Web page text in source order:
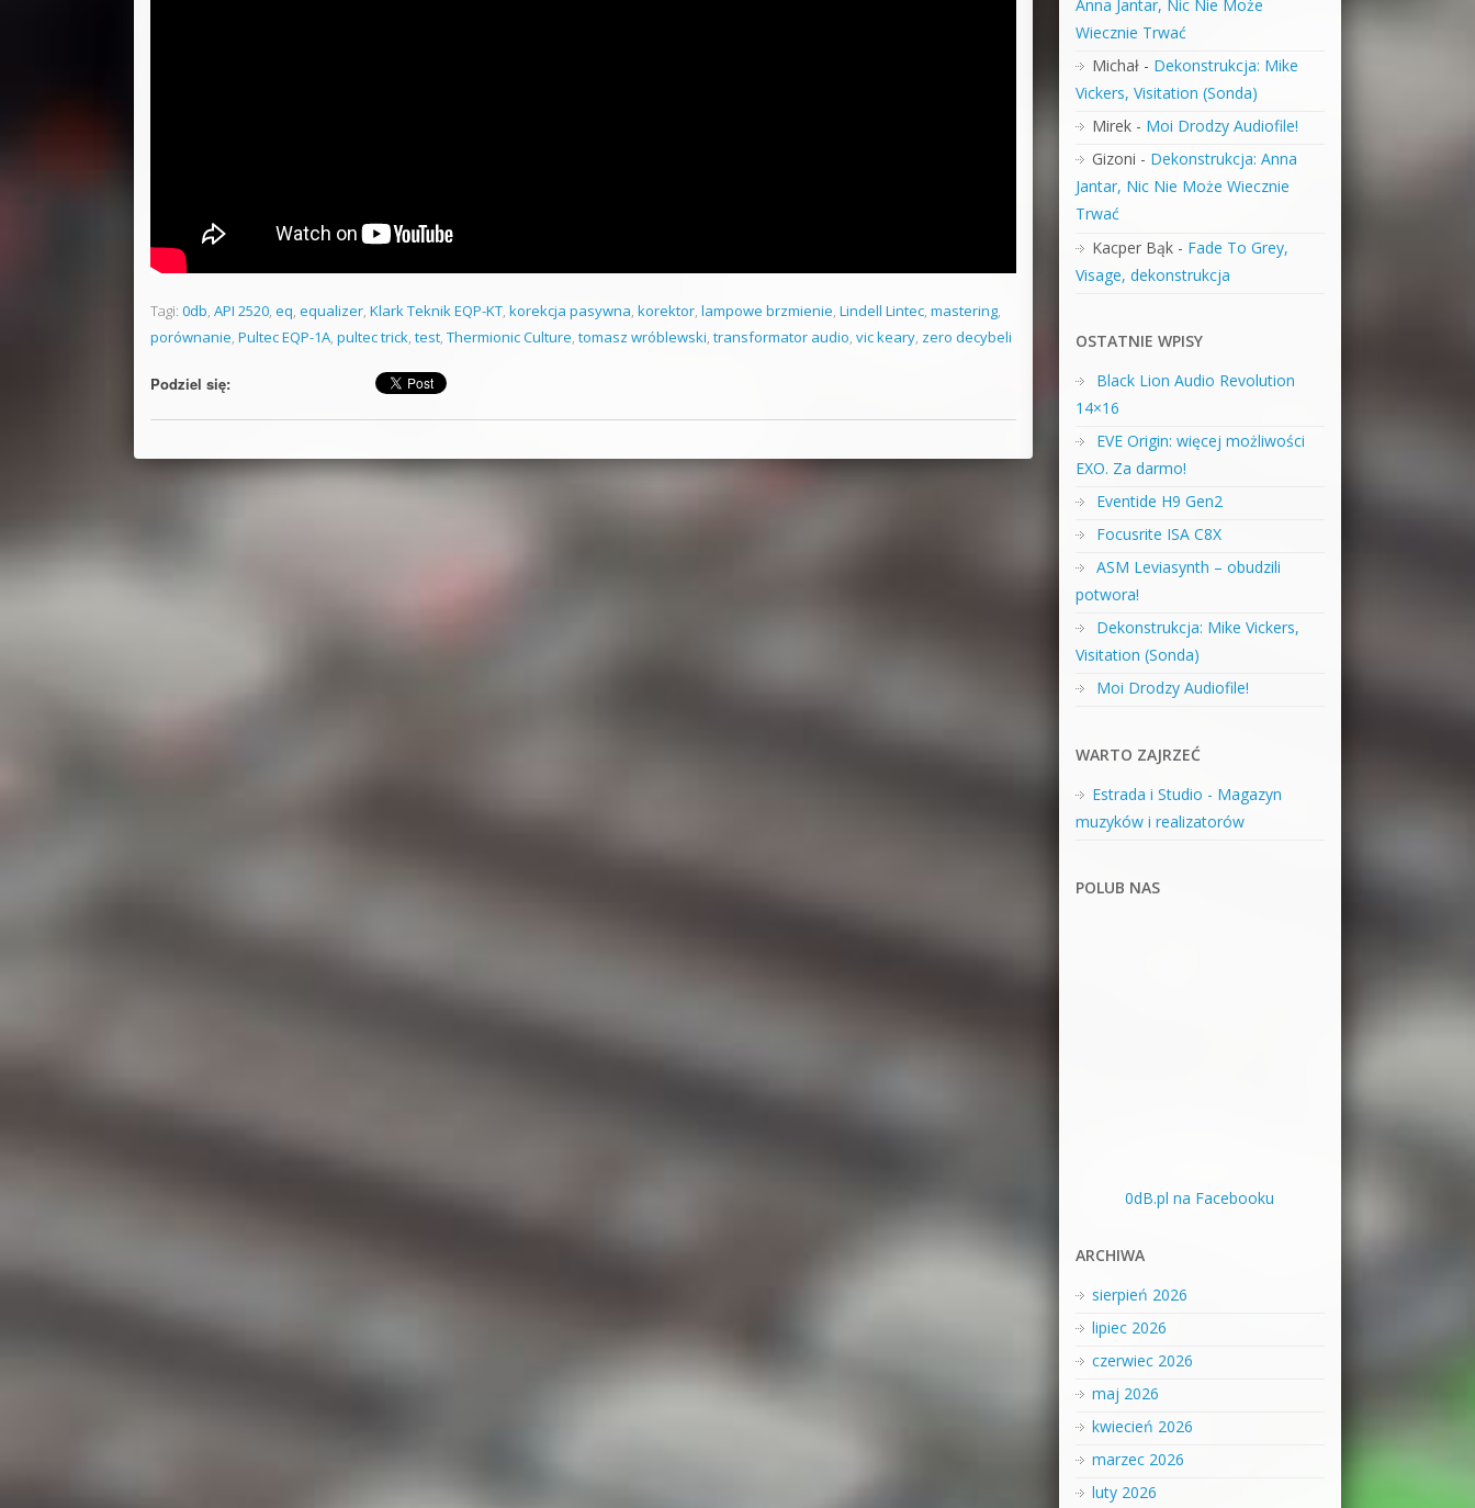
Tagi: 0db, API 2520, eq, equalizer, Klark Teknik EQP-KT, korekcja pasywna, korektor, lampowe brzmienie, Lindell Lintec, mastering,
porównanie, Pultec EQP-1A, pultec trick, test, Thermionic Culture, tomasz wróblewski, transformator audio, vic keary, zero decybeli
Podziel się:
Anna Jantar, Nic Nie Może
Wiecznie Trwać
Michał- Dekonstrukcja: Mike
Vickers, Visitation (Sonda)
Mirek- Moi Drodzy Audiofile!
Gizoni - Dekonstrukcja: Anna
Jantar, Nic Nie Może Wiecznie
Trwać
Kacper Bąk- Fade To Grey,
Visage, dekonstrukcja
OSTATNIE WPISY
Black Lion Audio Revolution
14×16
EVE Origin: więcej możliwości
EXO. Za darmo!
Eventide H9 Gen2
Focusrite ISA C8X
ASM Leviasynth – obudzili
potwora!
Dekonstrukcja: Mike Vickers,
Visitation (Sonda)
Moi Drodzy Audiofile!
WARTO ZAJRZEĆ
Estrada i Studio - Magazyn
muzyków i realizatorów
POLUB NAS
0dB.pl na Facebooku
ARCHIWA
sierpień 2026
lipiec 2026
czerwiec 2026
maj 2026
kwiecień 2026
marzec 2026
luty 2026